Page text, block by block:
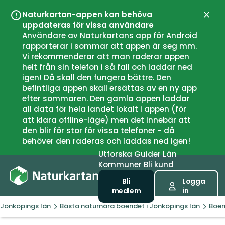
Naturkartan-appen kan behöva
uppdateras för vissa användare
Användare av Naturkartans app för Android
rapporterar i sommar att appen är seg mm.
Vi rekommenderar att man raderar appen
helt från sin telefon i så fall och laddar ned
igen! Då skall den fungera bättre. Den
befintliga appen skall ersättas av en ny app
efter sommaren. Den gamla appen laddar
all data för hela landet lokalt i appen (för
att klara offline-läge) men det innebär att
den blir för stor för vissa telefoner - då
behöver den raderas och laddas ned igen!
UtforskaGuiderLän
Kommuner Bli kund
Bli
medlem
Logga
in
Jönköpings län Bästa naturnära boendet i Jönköpings län